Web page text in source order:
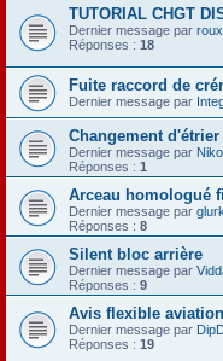
TUTORIAL CHGT
Dernier message par
Réponses : 18
Fuite raccord de
Dernier message par
Changement d'étrier
Dernier message par
Réponses : 1
Arceau homologué
Dernier message par glurk
Réponses : 8
Silent bloc arrière
Dernier message par
Réponses : 9
Avis flexible aviation
Dernier message par
Réponses : 19